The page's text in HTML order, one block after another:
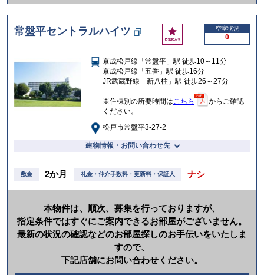
か
け
る
常盤平セントラルハイツ
お
気
入
り
空室状況
0
京成松戸線「常盤平」駅 徒歩10～11分
京成松戸線「五香」駅 徒歩16分
JR武蔵野線「新八柱」駅 徒歩26～27分
※住棟別の所要時間はこちら
からご確認
ください。
松戸市常盤平3-27-2
建物情報・お問い合わせ先
敷金 2か月 礼金・仲介手数料・更新料・保証人 ナシ
本物件は、順次、募集を行っておりますが、
指定条件ではすぐにご案内できるお部屋がございません。
最新の状況の確認などのお部屋探しのお手伝いをいたしま
すので、
下記店舗にお問い合わせください。